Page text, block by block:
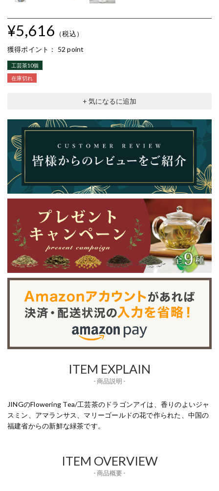
¥5,616 （税込）
獲得ポイント： 52 point
工芸茶10個
在庫切れ
+ 気になるに追加
ITEM EXPLAIN
- 商品説明 -
JINGのFlowering Tea/工芸茶のドラゴンアイは、香りのよいジャ
スミン、アマランサス、マリーゴールドの花で作られた、中国の
福建省からの新鮮な緑茶です。
ITEM OVERVIEW
- 商品概要 -